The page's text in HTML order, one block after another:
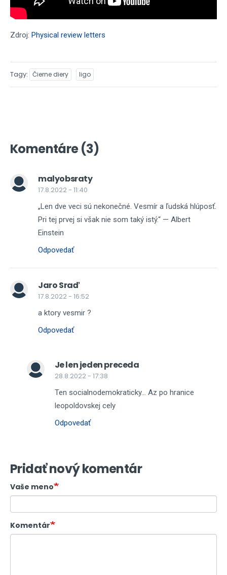
Zdroj: Physical review letters
Tagy Čierne diery ligo
Komentáre (3)
malyobsraty
17.8.2022 - 11:40
„Len dve veci sú nekonečné. Vesmír a ľudská hlúposť.
Pri tej prvej si však nie som taký istý.“ — Albert
Einstein
Odpovedať
Jaro Sraď
17.8.2022 - 16:52
a ktory vesmir ?
Odpovedať
Je len jeden preceda
28.8.2022 - 17:38
Ten socialnodemokraticky... Az po hranice
leopoldovskej cely
Odpovedať
Pridať nový komentár
Vaše meno
Komentár